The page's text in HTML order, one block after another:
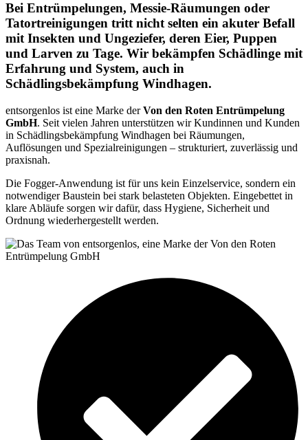
Bei Entrümpelungen, Messie-Räumungen oder
Tatortreinigungen tritt nicht selten ein akuter Befall
mit Insekten und Ungeziefer, deren Eier, Puppen
und Larven zu Tage. Wir bekämpfen Schädlinge mit
Erfahrung und System, auch in
Schädlingsbekämpfung Windhagen.
entsorgenlos ist eine Marke derVon den Roten Entrümpelung
GmbH. Seit vielen Jahren unterstützen wir Kundinnen und Kunden
in Schädlingsbekämpfung Windhagen bei Räumungen,
Auflösungen und Spezialreinigungen – strukturiert, zuverlässig und
praxisnah.
Die Fogger-Anwendung ist für uns kein Einzelservice, sondern ein
notwendiger Baustein bei stark belasteten Objekten. Eingebettet in
klare Abläufe sorgen wir dafür, dass Hygiene, Sicherheit und
Ordnung wiederhergestellt werden.